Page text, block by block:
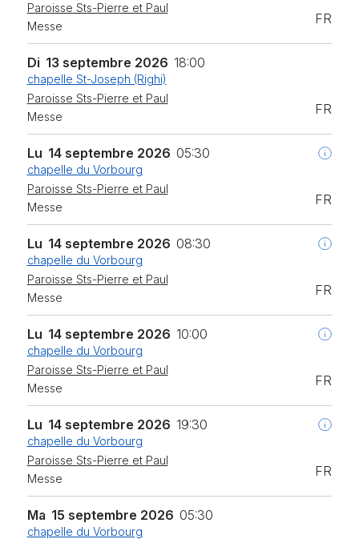
Paroisse Sts-Pierre et Paul
Messe
FR
Di 13 septembre 2026 18:00
chapelle St-Joseph (Righi)
Paroisse Sts-Pierre et Paul
Messe
FR
Lu 14 septembre 2026 05:30
chapelle du Vorbourg
Paroisse Sts-Pierre et Paul
Messe
FR
Lu 14 septembre 2026 08:30
chapelle du Vorbourg
Paroisse Sts-Pierre et Paul
Messe
FR
Lu 14 septembre 2026 10:00
chapelle du Vorbourg
Paroisse Sts-Pierre et Paul
Messe
FR
Lu 14 septembre 2026 19:30
chapelle du Vorbourg
Paroisse Sts-Pierre et Paul
Messe
FR
Ma 15 septembre 2026 05:30
chapelle du Vorbourg